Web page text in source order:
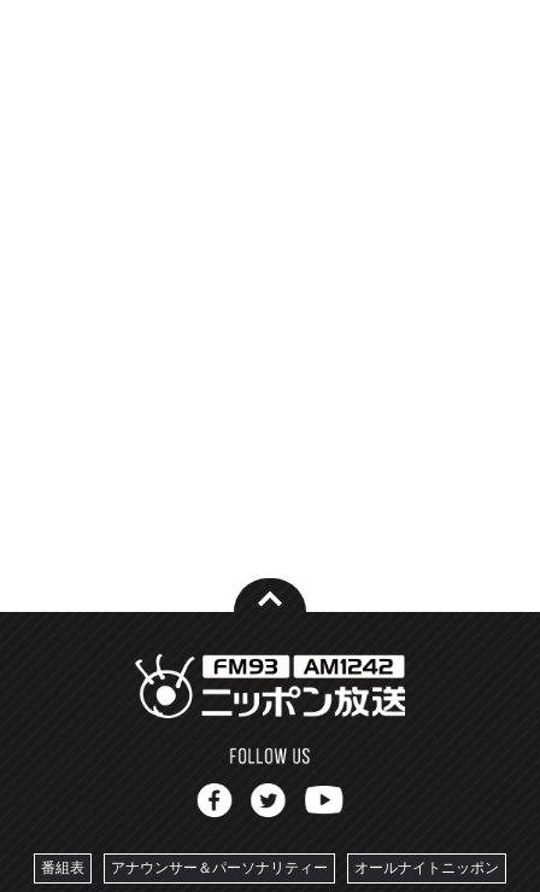
番組表 アナウンサー＆パーソナリティー オールナイトニッポン